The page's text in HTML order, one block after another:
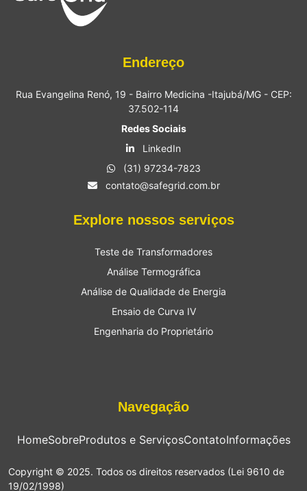
Endereço
Rua Evangelina Renó, 19 - Bairro Medicina -Itajubá/MG - CEP:
37.502-114
Redes Sociais
LinkedIn
(31) 97234-7823
contato@safegrid.com.br
Explore nossos serviços
Teste de Transformadores
Análise Termográfica
Análise de Qualidade de Energia
Ensaio de Curva IV
Engenharia do Proprietário
Navegação
HomeSobreProdutos e ServiçosContatoInformações
Copyright © 2025. Todos os direitos reservados (Lei 9610 de
19/02/1998)